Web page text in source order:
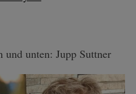
unten: Jupp Suttner